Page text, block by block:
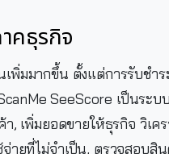
คธุรกิจ
พิ่มมากขึ้น ตั้งแต่การรับชำ
SeeScore เป็นระบ
, เพิ่มยอดขายให้ธุรกิจ วิเ
ยที่ไม่จำเป็น, ตรวจสอบสิ